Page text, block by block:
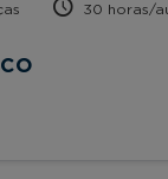
30 horas/